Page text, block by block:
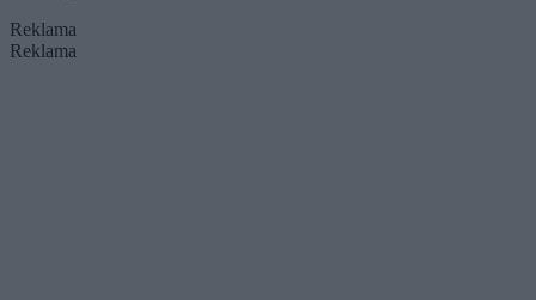
Reklama
Reklama